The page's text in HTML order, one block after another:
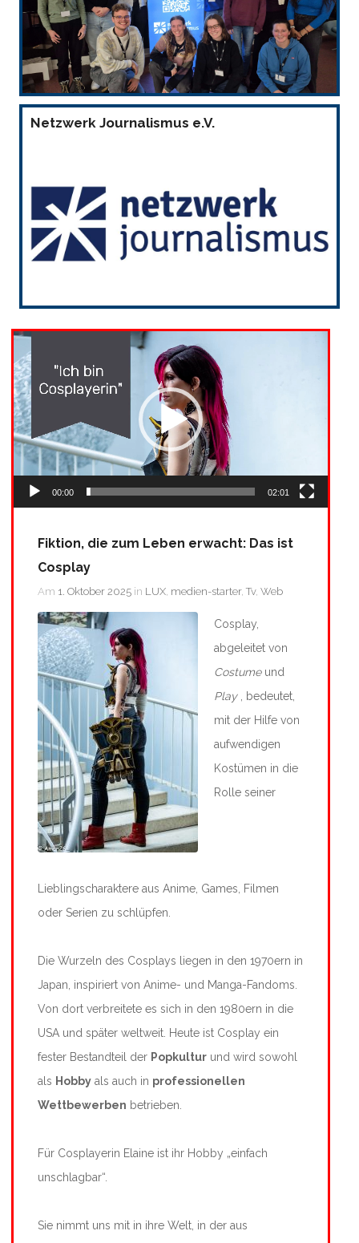
Netzwerk Journalismus e.V.
Player
00:00 02:01
Fiktion, die zum Leben erwacht: Das ist
Cosplay
Am 1. Oktober 2025 in LUX, medien-starter,Tv, Web
Cosplay,
abgeleitet von
Costumeund
Play, bedeutet,
mit der Hilfe von
aufwendigen
Kostümen in die
Rolle seiner
Lieblingscharaktere aus Anime, Games, Filmen
oder Serien zu schlüpfen.
Die Wurzeln des Cosplays liegen in den 1970ern in
Japan, inspiriert von Anime- und Manga-Fandoms.
Von dort verbreitete es sich in den 1980ern in die
USA und später weltweit. Heute ist Cosplay ein
fester Bestandteil der Popkultur und wird sowohl
als Hobby als auch in professionellen
Wettbewerben betrieben.
Für Cosplayerin Elaine ist ihr Hobby „einfach
unschlagbar“.
Sie nimmt uns mit in ihre Welt, in der aus